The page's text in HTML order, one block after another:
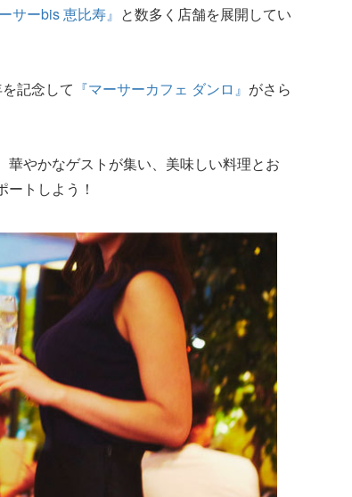
サーbis 恵比寿』 と数多く店舗を展開してい
記念して 『マーサーカフェ ダンロ』 がさら
やかなゲストが集い、美味しい料理とお
トしよう！